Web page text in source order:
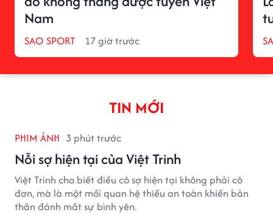
Nam
SAO SPORT 17 giờ trước
TIN MỚI
PHIM ẢNH 3 phút trước
Nỗi sợ hiện tại của Việt Trinh
Việt Trinh cho biết điều cô sợ hiện tại không phải cô
đơn, mà là một mối quan hệ thiếu an toàn khiến bản
thân đánh mất sự bình yên.